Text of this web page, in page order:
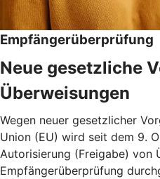
Empfängerüberprüfung
Neue gesetzliche
Überweisungen
Wegen neuer gesetzlicher
Union (EU) wird seit dem 9.
Autorisierung (Freigabe) von
Empfängerüberprüfung